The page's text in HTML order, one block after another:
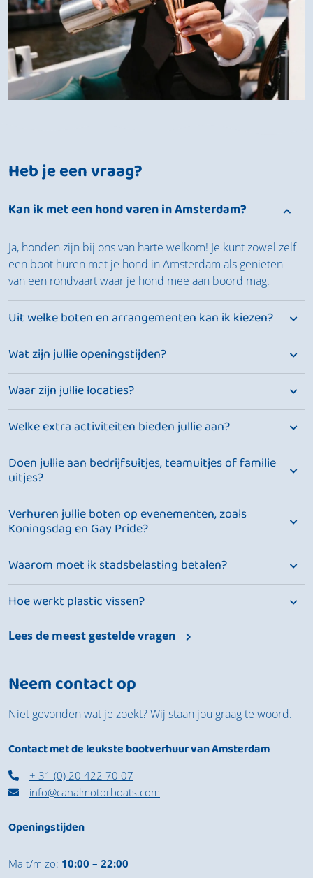
Heb je een vraag?
Kan ik met een hond varen in Amsterdam?
Ja, honden zijn bij ons van harte welkom! Je kunt zowel zelf
een boot huren met je hond in Amsterdam als genieten
van een rondvaart waar je hond mee aan boord mag.
Uit welke boten en arrangementen kan ik kiezen?
Wat zijn jullie openingstijden?
Waar zijn jullie locaties?
Welke extra activiteiten bieden jullie aan?
Doen jullie aan bedrijfsuitjes, teamuitjes of familie
uitjes?
Verhuren jullie boten op evenementen, zoals
Koningsdag en Gay Pride?
Waarom moet ik stadsbelasting betalen?
Hoe werkt plastic vissen?
Lees de meest gestelde vragen
Neem contact op
Niet gevonden wat je zoekt? Wij staan jou graag te woord.
Contact met de leukste bootverhuur van Amsterdam
+ 31 (0) 20 422 70 07
info@canalmotorboats.com
Openingstijden
Ma t/m zo: 10:00 – 22:00